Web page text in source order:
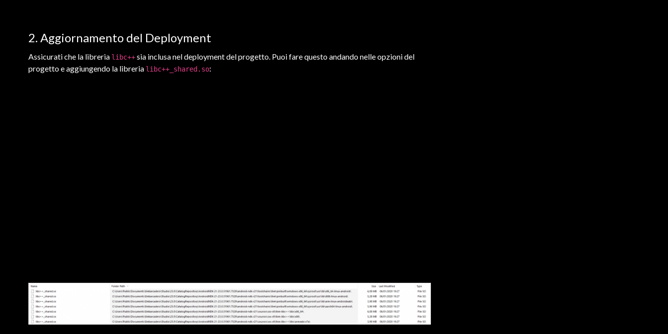
2. Aggiornamento del Deployment
Assicurati che la libreria libc++sia inclusa nel deployment del progetto. Puoi fare questo andando nelle opzioni del
progetto e aggiungendo la libreria libc++_shared.so: